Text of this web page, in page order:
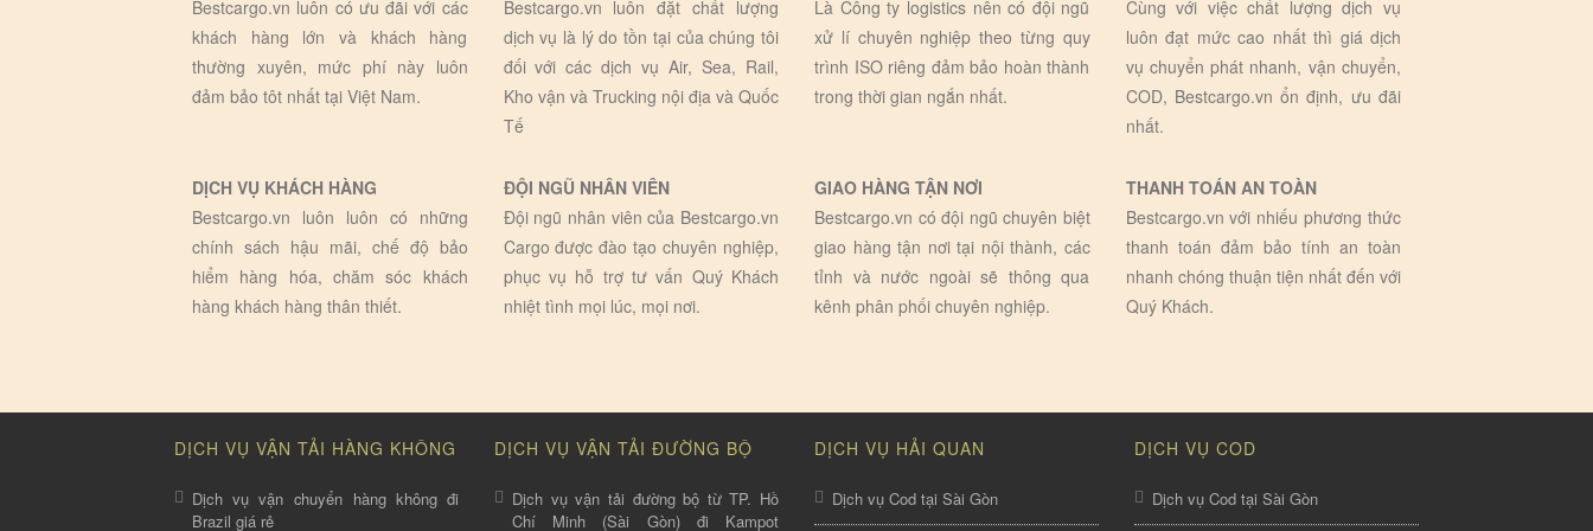
Bestcargo.vn luôn có ưu đãi với các
khách hàng lớn và khách hàng
thường xuyên, mức phí này luôn
đảm bảo tôt nhất tại Việt Nam.
Bestcargo.vn luôn đặt chất lượng
dịch vụ là lý do tồn tại của chúng tôi
đối với các dịch vụ Air, Sea, Rail,
Kho vận và Trucking nội địa và Quốc
Tế
Là Công ty logistics nên có đội ngũ
xử lí chuyên nghiệp theo từng quy
trình ISO riêng đảm bảo hoàn thành
trong thời gian ngắn nhất.
Cùng với việc chất lượng dịch vụ
luôn đạt mức cao nhất thì giá dịch
vụ chuyển phát nhanh, vận chuyển,
COD, Bestcargo.vn ổn định, ưu đãi
nhất.
DỊCH VỤ KHÁCH HÀNG
Bestcargo.vn luôn luôn có những
chính sách hậu mãi, chế độ bảo
hiểm hàng hóa, chăm sóc khách
hàng khách hàng thân thiết.
ĐỘI NGŨ NHÂN VIÊN
Đội ngũ nhân viên của Bestcargo.vn
Cargo được đào tạo chuyên nghiệp,
phục vụ hỗ trợ tư vấn Quý Khách
nhiệt tình mọi lúc, mọi nơi.
GIAO HÀNG TẬN NƠI
Bestcargo.vn có đội ngũ chuyên biệt
giao hàng tận nơi tại nội thành, các
tỉnh và nước ngoài sẽ thông qua
kênh phân phối chuyên nghiệp.
THANH TOÁN AN TOÀN
Bestcargo.vn với nhiếu phương thức
thanh toán đảm bảo tính an toàn
nhanh chóng thuận tiện nhất đến với
Quý Khách.
DỊCH VỤ VẬN TẢI HÀNG KHÔNG
Dịch vụ vận chuyển hàng không đi
Brazil giá rẻ
DỊCH VỤ VẬN TẢI ĐƯỜNG BỘ
Dịch vụ vận tải đường bộ từ TP. Hồ
Chí Minh (Sài Gòn) đi Kampot
DỊCH VỤ HẢI QUAN
Dịch vụ Cod tại Sài Gòn
DỊCH VỤ COD
Dịch vụ Cod tại Sài Gòn